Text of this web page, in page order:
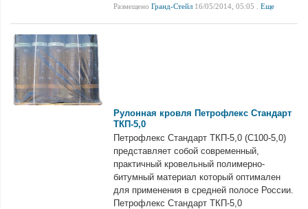
Размещено Гранд-Стейл 16/05/2014, 05:05 . Еще
Рулонная кровля Петрофлекс Стандарт
ТКП-5,0
Петрофлекс Стандарт ТКП-5,0 (С100-5,0)
представляет собой современный,
практичный кровельный полимерно-
битумный материал который оптимален
для применения в средней полосе России.
Петрофлекс Стандарт ТКП-5,0